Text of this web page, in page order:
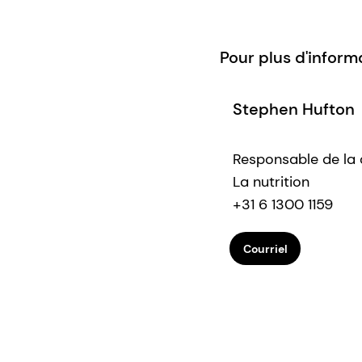
Pour plus
Stephen Hufton
Responsable de
La nutrition
+31 6 1300 1159
Courriel